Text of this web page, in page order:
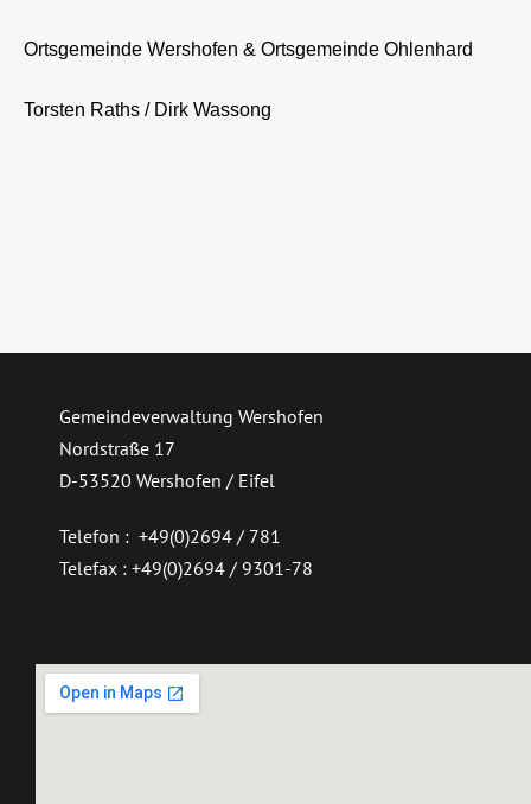
Ortsgemeinde Wershofen & Ortsgemeinde Ohlenhard
Torsten Raths / Dirk Wassong
Gemeindeverwaltung Wershofen
Nordstraße 17
D-53520 Wershofen / Eifel
Telefon : +49(0)2694 / 781
Telefax : +49(0)2694 / 9301-78